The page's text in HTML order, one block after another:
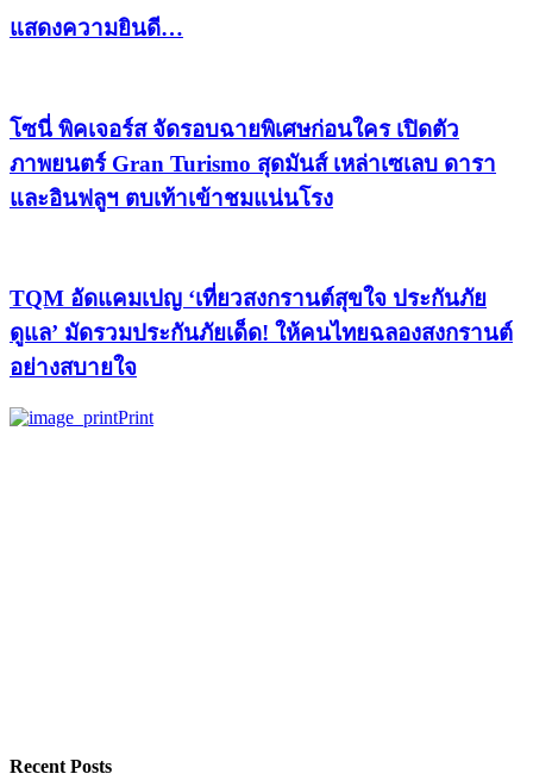
แสดงความยินดี…
โซนี่ พิคเจอร์ส จัดรอบฉายพิเศษก่อนใคร เปิดตัว
ภาพยนตร์ Gran Turismo สุดมันส์ เหล่าเซเลบ ดารา
และอินฟลูฯ ตบเท้าเข้าชมแน่นโรง
TQM อัดแคมเปญ ‘เที่ยวสงกรานต์สุขใจ ประกันภัย
ดูแล’ มัดรวมประกันภัยเด็ด! ให้คนไทยฉลองสงกรานต์
อย่างสบายใจ
Print
Recent Posts